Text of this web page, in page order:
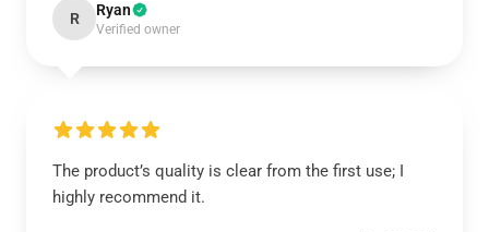
R Ryan
Verified owner
The product’s quality is clear from the first use; I
highly recommend it.